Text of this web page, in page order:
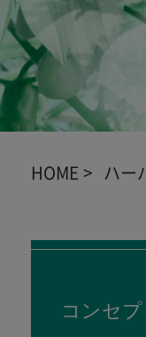
HOME ハー
コンセプ